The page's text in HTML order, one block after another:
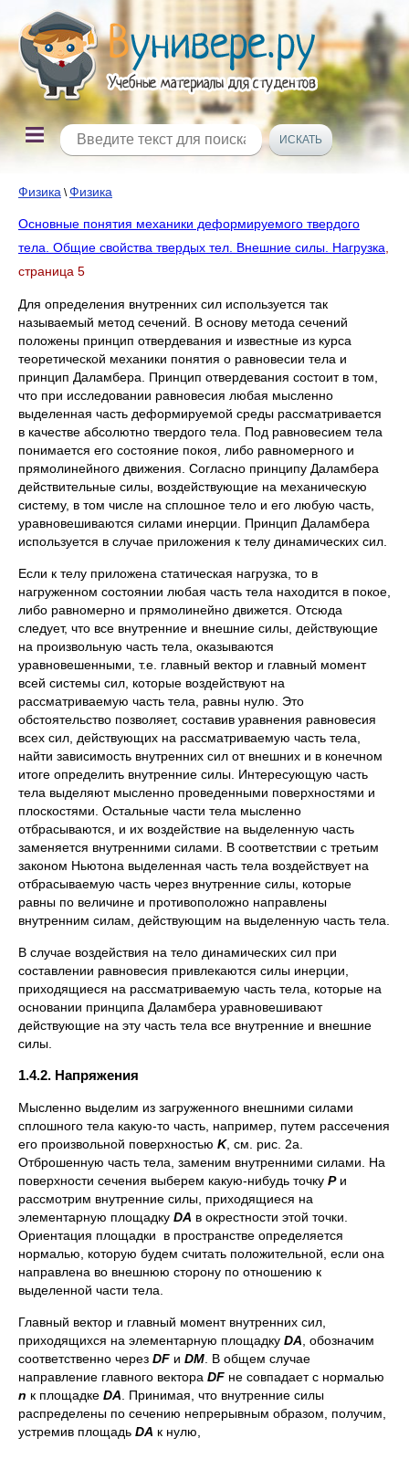
Физика \Физика
Основные понятия механики деформируемого твердого
тела. Общие свойства твердых тел. Внешние силы. Нагрузка
страница 5
Для определения внутренних сил используется так
называемый метод сечений. В основу метода сечений
положены принцип отвердевания и известные из курса
теоретической механики понятия о равновесии тела и
принцип Даламбера. Принцип отвердевания состоит в том,
что при исследовании равновесия любая мысленно
выделенная часть деформируемой среды рассматривается
в качестве абсолютно твердого тела. Под равновесием тела
понимается его состояние покоя, либо равномерного и
прямолинейного движения. Согласно принципу Даламбера
действительные силы, воздействующие на механическую
систему, в том числе на сплошное тело и его любую часть,
уравновешиваются силами инерции. Принцип Даламбера
используется в случае приложения к телу динамических сил.
Если к телу приложена статическая нагрузка, то в
нагруженном состоянии любая часть тела находится в покое,
либо равномерно и прямолинейно движется. Отсюда
следует, что все внутренние и внешние силы, действующие
на произвольную часть тела, оказываются
уравновешенными, т.е. главный вектор и главный момент
всей системы сил, которые воздействуют на
рассматриваемую часть тела, равны нулю. Это
обстоятельство позволяет, составив уравнения равновесия
всех сил, действующих на рассматриваемую часть тела,
найти зависимость внутренних сил от внешних и в конечном
итоге определить внутренние силы. Интересующую часть
тела выделяют мысленно проведенными поверхностями и
плоскостями. Остальные части тела мысленно
отбрасываются, и их воздействие на выделенную часть
заменяется внутренними силами. В соответствии с третьим
законом Ньютона выделенная часть тела воздействует на
отбрасываемую часть через внутренние силы, которые
равны по величине и противоположно направлены
внутренним силам, действующим на выделенную часть тела.
В случае воздействия на тело динамических сил при
составлении равновесия привлекаются силы инерции,
приходящиеся на рассматриваемую часть тела, которые на
основании принципа Даламбера уравновешивают
действующие на эту часть тела все внутренние и внешние
силы.
1.4.2. Напряжения
Мысленно выделим из загруженного внешними силами
сплошного тела какую-то часть, например, путем рассечения
его произвольной поверхностью K, см. рис. 2а.
Отброшенную часть тела, заменим внутренними силами. На
поверхности сечения выберем какую-нибудь точку Pи
рассмотрим внутренние силы, приходящиеся на
элементарную площадку DA в окрестности этой точки.
Ориентация площадки в пространстве определяется
нормалью, которую будем считать положительной, если она
направлена во внешнюю сторону по отношению к
выделенной части тела.
Главный вектор и главный момент внутренних сил,
приходящихся на элементарную площадку DA , обозначим
соответственно через DF и DM . В общем случае
направление главного вектора DF не совпадает с нормалью
n к площадке DA . Принимая, что внутренние силы
распределены по сечению непрерывным образом, получим,
устремив площадь DA к нулю,